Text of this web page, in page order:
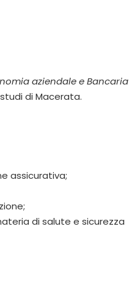
aziendale e Bancaria
di Macerata.
assicurativa;
di salute e sicurezza